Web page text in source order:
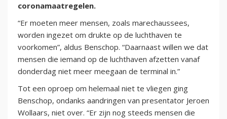
coronamaatregelen.
“Er moeten meer mensen, zoals marechaussees,
worden ingezet om drukte op de luchthaven te
voorkomen”, aldus Benschop. “Daarnaast willen we dat
mensen die iemand op de luchthaven afzetten vanaf
donderdag niet meer meegaan de terminal in.”
Tot een oproep om helemaal niet te vliegen ging
Benschop, ondanks aandringen van presentator Jeroen
Wollaars, niet over. “Er zijn nog steeds mensen die